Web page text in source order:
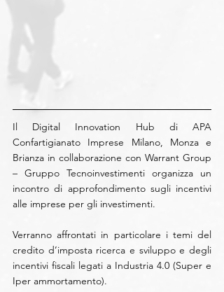
Il Digital Innovation Hub di APA
Confartigianato Imprese Milano, Monza e
Brianza in collaborazione con Warrant Group
– Gruppo Tecnoinvestimenti organizza un
incontro di approfondimento sugli incentivi
alle imprese per gli investimenti.
Verranno affrontati in particolare i temi del
credito d’imposta ricerca e sviluppo e degli
incentivi fiscali legati a Industria 4.0 (Super e
Iper ammortamento).